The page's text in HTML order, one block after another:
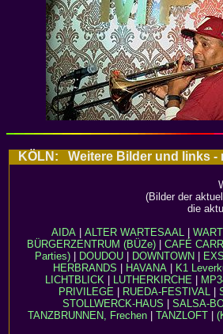
KÖLN: Weitere Bilder und links
(Bilder der
die
AIDA| ALTER WARTESAAL|
BÜRGERZENTRUM (BÜZe)
CAFÉ
Parties)| DOUDOU| DOWNTOWN
HERBRANDS
HAVANA K1
LICHTBLICK
LUTHERKIRCHE
PRIVILEGE| RUEDA-FESTIVAL|
STOLLWERCK-HAUS
SALSA-
TANZBRUNNEN, Frechen| TANZLOFT|